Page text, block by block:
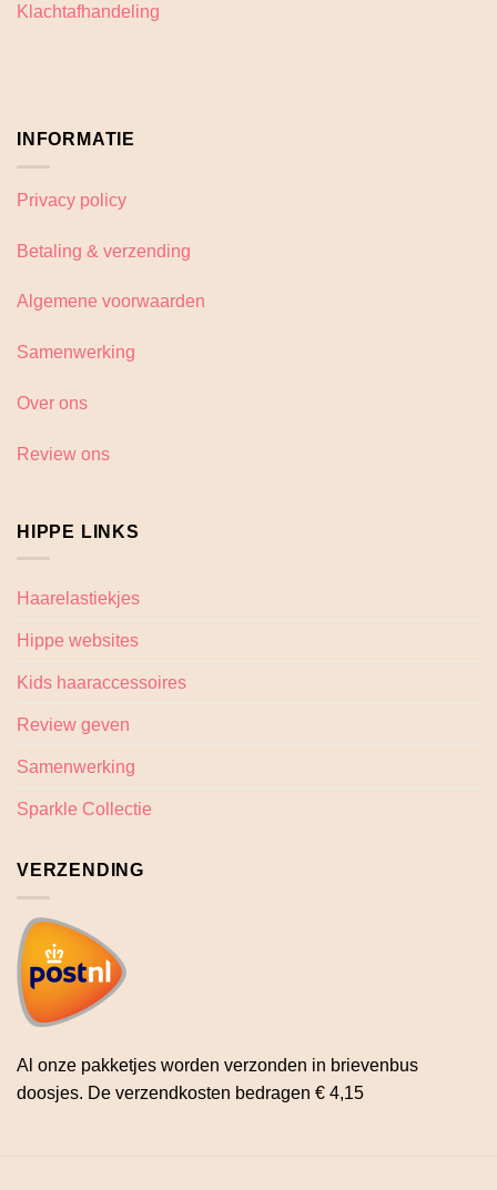
Klachtafhandeling
INFORMATIE
Privacy policy
Betaling & verzending
Algemene voorwaarden
Samenwerking
Over ons
Review ons
HIPPE LINKS
Haarelastiekjes
Hippe websites
Kids haaraccessoires
Review geven
Samenwerking
Sparkle Collectie
VERZENDING
Al onze pakketjes worden verzonden in brievenbus
doosjes. De verzendkosten bedragen € 4,15